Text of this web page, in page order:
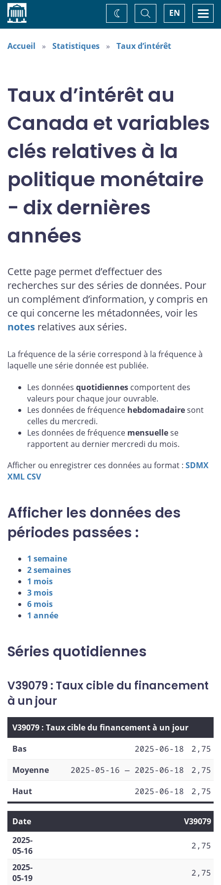
Accueil EN
Basculer
la
recherche
Changez
de
thème
Accueil Statistiques Taux d’intérêt
Taux d’intérêt au
Canada et variables
clés relatives à la
politique monétaire
- dix dernières
années
Cette page permet d’effectuer des
recherches sur des séries de données. Pour
un complément d’information, y compris en
ce qui concerne les métadonnées, voir les
notes relatives aux séries.
La fréquence de la série correspond à la fréquence à
laquelle une série donnée est publiée.
Les données quotidiennes comportent des
valeurs pour chaque jour ouvrable.
Les données de fréquence hebdomadairesont
celles du mercredi.
Les données de fréquence mensuellese
rapportent au dernier mercredi du mois.
Afficher ou enregistrer ces données au format : SDMX
XML CSV
Afficher les données des
périodes passées :
1 semaine
2 semaines
1 mois
3 mois
6 mois
1 année
Séries quotidiennes
V39079 : Taux cible du financement
à un jour
V39079 : Taux cible du financement à un jour
Bas
2025-06-18
2,75
Moyenne
2025-05-16 — 2025-06-18
2,75
Haut
2025-06-18 2,75
Date
V39079
2025-
05-16
2,75
2025-
05-19
2,75